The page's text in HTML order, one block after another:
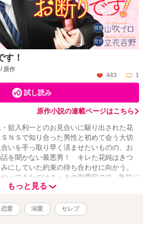
す！
/ 原作
443
1
試し読み
原作小説の連載ページはこちら
舘入利一とのお見合いに駆り出された花
ＮＳで知り合った男性と初めて会う大切
いを手っ取り早く済ませたいものの、お
を聞かない最悪男！ キレた花純はきつ
にしていた約束の待ち合わせに向かう。
やってきたのはさっきの御曹司で!? 激甘ジ
待望の漫画化！
もっと見る
恋愛 溺愛 セレブ